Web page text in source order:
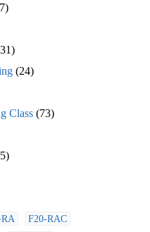
(24)
Class(73)
F20-RAC